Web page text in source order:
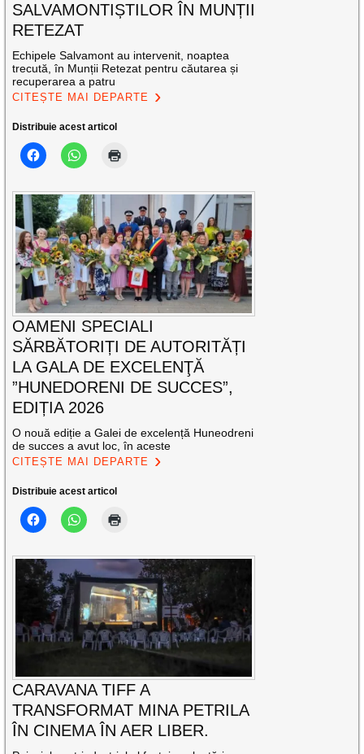
SALVAMONTIȘTILOR ÎN MUNȚII
RETEZAT
Echipele Salvamont au intervenit, noaptea
trecută, în Munții Retezat pentru căutarea și
recuperarea a patru
CITEȘTE MAI DEPARTE
Distribuie acest articol
OAMENI SPECIALI
SĂRBĂTORIȚI DE AUTORITĂȚI
LA GALA DE EXCELENŢĂ
”HUNEDORENI DE SUCCES”,
EDIȚIA 2026
O nouă ediție a Galei de excelență Huneodreni
de succes a avut loc, în aceste
CITEȘTE MAI DEPARTE
Distribuie acest articol
CARAVANA TIFF A
TRANSFORMAT MINA PETRILA
ÎN CINEMA ÎN AER LIBER.